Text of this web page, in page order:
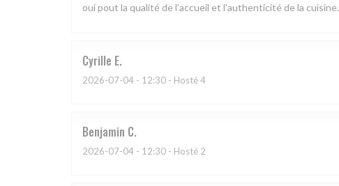
oui pout la qualité de l'accueil et l'authenticité de la cuisine.
Cyrille E
2026-07-04 - 12:30 - Hosté 4
Benjamin C
2026-07-04 - 12:30 - Hosté 2